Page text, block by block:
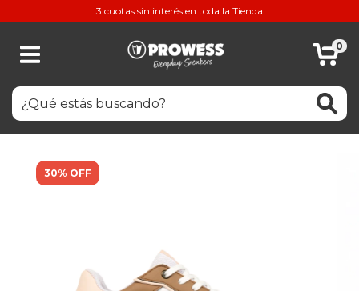
3 cuotas sin interés en toda la Tienda
0
30% OFF